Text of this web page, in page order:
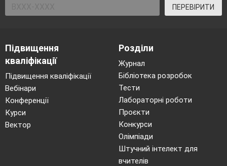
ПЕРЕВІРИТИ
Підвищення
кваліфікації
Підвищення кваліфікації
Вебінари
Конференції
Курси
Вектор
Розділи
Журнал
Бібліотека розробок
Тести
Лабораторні роботи
Проєкти
Конкурси
Олімпіади
Штучний інтелект для
вчителів